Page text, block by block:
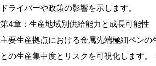
ドライバーや政策の影響を示します。
第4章：生産地域別供給能力と成長可能性
主要生産拠点における金属先端極細ペン
との生産集中度とリスクを可視化します。